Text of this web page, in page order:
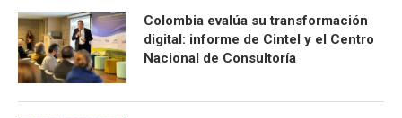
Colombia evalúa su transformación
digital: informe de Cintel y el Centro
Nacional de Consultoría